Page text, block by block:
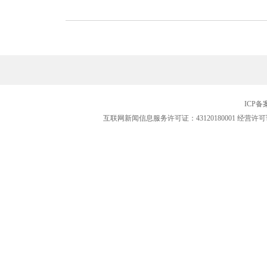
ICP备
互联网新闻信息服务许可证：43120180001 经营许可